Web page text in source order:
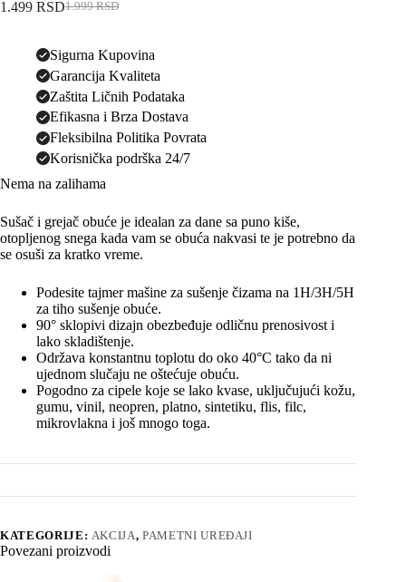
1.999RSD
Originalna
je
bila:
1.999 RSD.
1.499 RSDTrenutna
je:
1.499 RSD.
Sigurna Kupovina
Garancija Kvaliteta
Zaštita Ličnih Podataka
Efikasna i Brza Dostava
Fleksibilna Politika Povrata
Korisnička podrška 24/7
Nema na zalihama
Sušač i grejač obuće je idealan za dane sa puno kiše,
otopljenog snega kada vam se obuća nakvasi te je potrebno da
se osuši za kratko vreme.
Podesite tajmer mašine za sušenje čizama na 1H/3H/5H
za tiho sušenje obuće.
90° sklopivi dizajn obezbeđuje odličnu prenosivost i
lako skladištenje.
Održava konstantnu toplotu do oko 40°C tako da ni
ujednom slučaju ne oštećuje obuću.
Pogodno za cipele koje se lako kvase, uključujući kožu,
gumu, vinil, neopren, platno, sintetiku, flis, filc,
mikrovlakna i još mnogo toga.
KATEGORIJE: AKCIJA,PAMETNI UREĐAJI
Povezani proizvodi